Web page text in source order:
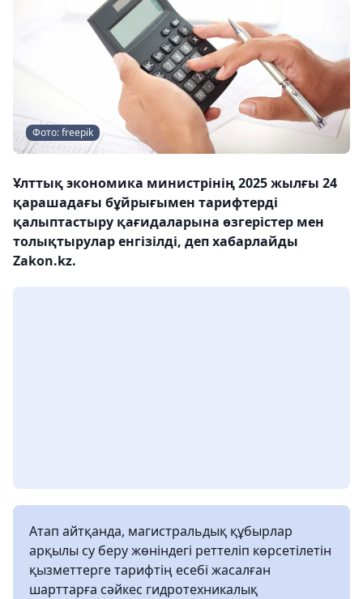
Фото: freepik
Ұлттық экономика министрінің 2025 жылғы 24
қарашадағы бұйрығымен тарифтерді
қалыптастыру қағидаларына өзгерістер мен
толықтырулар енгізілді, деп хабарлайды
Zakon.kz.
Атап айтқанда, магистральдық құбырлар
арқылы су беру жөніндегі реттеліп көрсетілетін
қызметтерге тарифтің есебі жасалған
шарттарға сәйкес гидротехникалық